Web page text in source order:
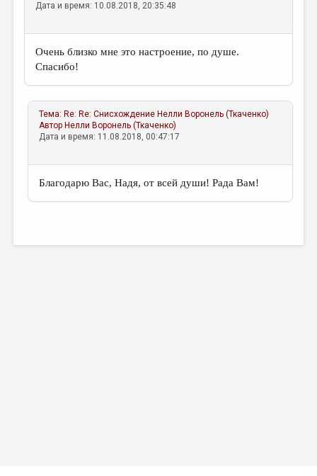
Дата и время: 10.08.2018, 20:35:48
Очень близко мне это настроение, по душе.
Спасибо!
Тема: Re: Re: Снисхождение Нелли Воронель (Ткаченко)
Автор Нелли Воронель (Ткаченко)
Дата и время: 11.08.2018, 00:47:17
Благодарю Вас, Надя, от всей души! Рада Вам!